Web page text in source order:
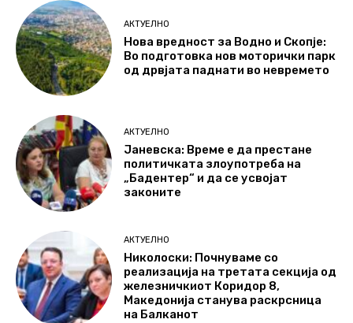
АКТУЕЛНО
Нова вредност за Водно и Скопје:
Во подготовка нов моторички парк
од дрвјата паднати во невремето
АКТУЕЛНО
Јаневска: Време е да престане
политичката злоупотреба на
„Бадентер“ и да се усвојат
законите
АКТУЕЛНО
Николоски: Почнуваме со
реализација на третата секција од
железничкиот Коридор 8,
Македонија станува раскрсница
на Балканот